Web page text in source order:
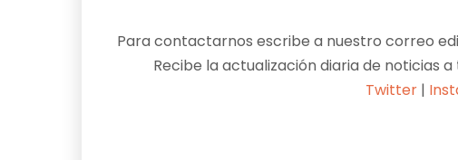
Para contactarnos escribe a nuestro correo
Recibe la actualización diaria de noticias
Twitter |